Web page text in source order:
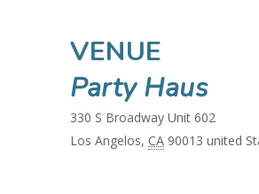
VENUE
Party Haus
330 S Broadway Unit 602
Los Angelos, CA 90013 united